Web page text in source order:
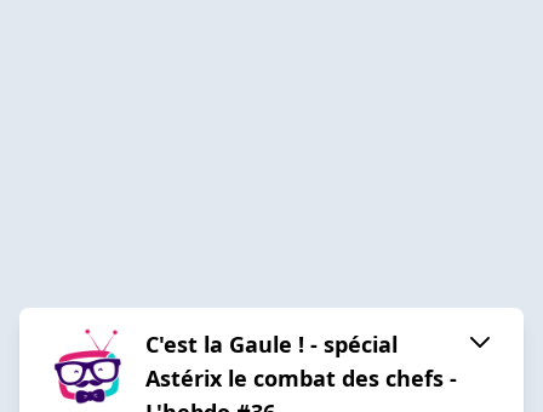
C'est la Gaule ! - spécial
Astérix le combat des chefs -